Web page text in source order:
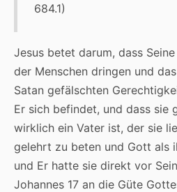
684.1)
Jesus betet darum, dass
der Menschen dringen und
Satan gefälschten
Er sich befindet, und dass sie
wirklich ein Vater ist, der sie
gelehrt zu beten und Gott als
und Er hatte sie direkt vor
Johannes 17 an die Güte